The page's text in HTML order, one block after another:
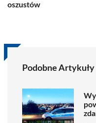
oszustów
Podobne Artykuły